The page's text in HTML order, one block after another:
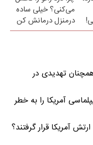
می‌کنی؟ خیلی ساده
درمنزل درمانش کن
تهدیدی در
آمریکا را به خطر
آمریکا قرار گرفتند؟